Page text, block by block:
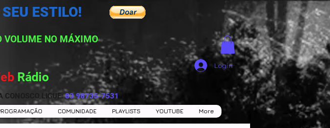
VOLUME NO MÁXIMO
Rádio
CONOSCO LIGUE:83 98735-7531
ESTILO!
Login
COMUNIDADE PLAYLISTS YOUTUBE More